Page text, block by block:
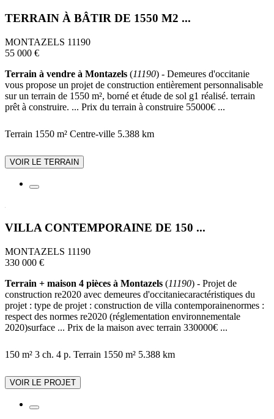
TERRAIN À BÂTIR DE 1550 M2 ...
MONTAZELS 11190
55 000 €
Terrain à vendre à Montazels (11190) - Demeures d'occitanie
vous propose un projet de construction entièrement personnalisable
sur un terrain de 1550 m², borné et étude de sol g1 réalisé. terrain
prêt à construire. ... Prix du terrain à construire 55000€ ...
Terrain 1550 m² Centre-ville 5.388 km
VOIR LE TERRAIN
VILLA CONTEMPORAINE DE 150 ...
MONTAZELS 11190
330 000 €
Terrain + maison 4 pièces à Montazels (11190) - Projet de
construction re2020 avec demeures d'occitaniecaractéristiques du
projet : type de projet : construction de villa contemporainenormes :
respect des normes re2020 (réglementation environnementale
2020)surface ... Prix de la maison avec terrain 330000€ ...
150 m² 3 ch. 4 p. Terrain 1550 m² 5.388 km
VOIR LE PROJET